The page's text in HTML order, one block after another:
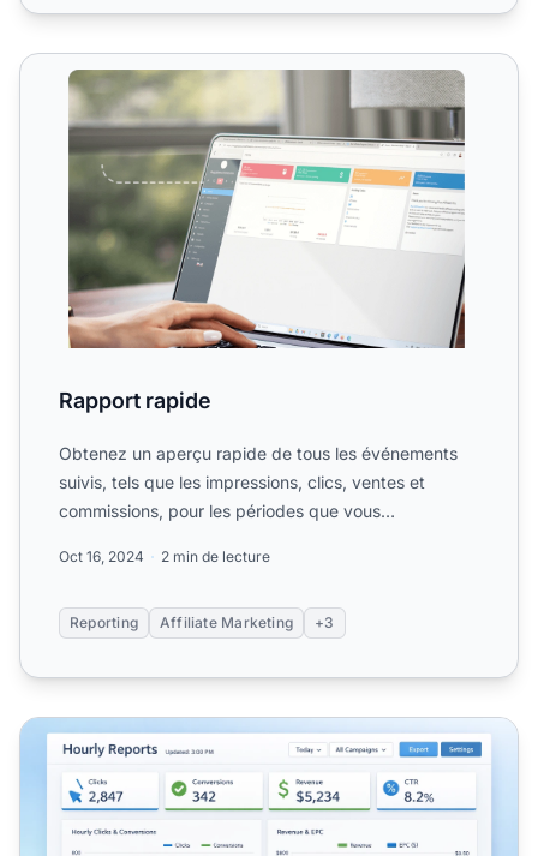
Rapport rapide
Rapport rapide
Obtenez un aperçu rapide de tous les événements
suivis, tels que les impressions, clics, ventes et
commissions, pour les périodes que vous
Oct 16, 2024 2 min de lecture
Reporting Affiliate Marketing +3
Rapports horaires en logiciel d’affiliation